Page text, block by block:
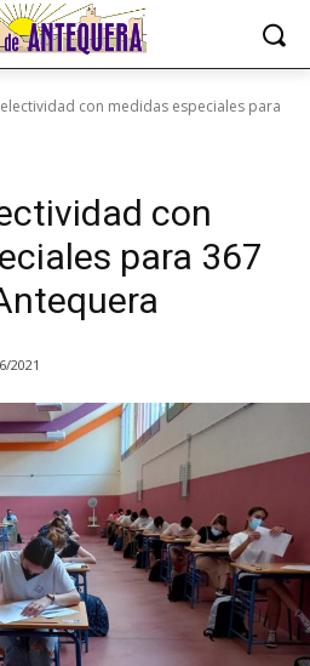
con medidas especiales para
con
para 367
2021